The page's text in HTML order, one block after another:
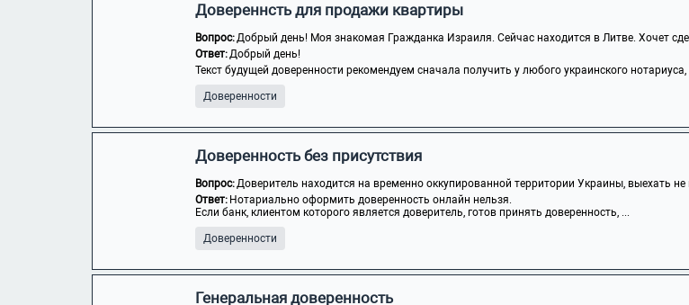
Довереннсть для продажи квартиры
Вопрос:Добрый день! Моя знакомая Гражданка Израиля. Сейчас находится в Литве. Хочет
Ответ:Добрый день!
Текст будущей доверенности рекомендуем сначала получить у любого украинского
Доверенности
Доверенность без присутствия
Вопрос:Доверитель находится на временно оккупированной территории Украины, выехать
Ответ: Нотариально оформить доверенность онлайн нельзя.
Если банк, клиентом которого является доверитель, готов принять доверенность, ...
Доверенности
Генеральная доверенность